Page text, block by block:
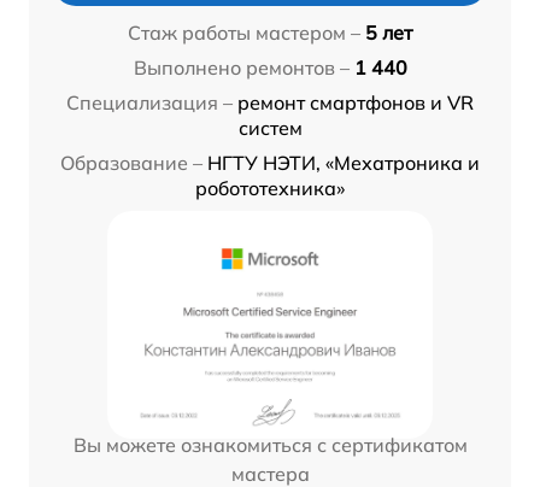
Стаж работы мастером – 5 лет
Выполнено ремонтов – 1 440
Специализация – ремонт смартфонов и VR
систем
Образование – НГТУ НЭТИ, «Мехатроника и
робототехника»
Вы можете ознакомиться с сертификатом
мастера